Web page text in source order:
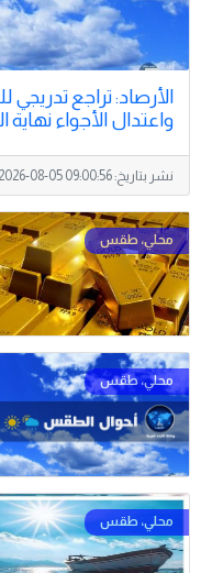
الأرصاد: تراجع
واعتدال الأجواء نهاية
نشر بتاريخ:2026-08-05 09:00:56